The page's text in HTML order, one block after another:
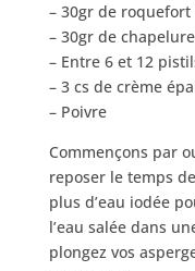
– 30gr de roquefort
– 30gr de
– Entre 6 et 12
– 3 cs de crème
– Poivre
Commençons par
reposer le temps
plus d’eau iodée
l’eau salée dans
plongez vos